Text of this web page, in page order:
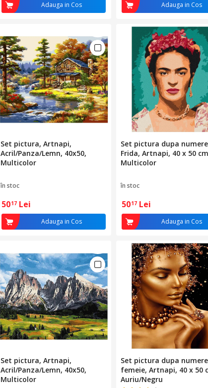
Adauga in Cos Adauga in Cos
Set pictura, Artnapi,
Acril/Panza/Lemn, 40x50,
Multicolor
în stoc
5017 Lei
Adauga in Cos
Set pictura dupa
Frida, Artnapi, 40 x 50
Multicolor
în stoc
5017 Lei
Adauga in Cos
Set pictura, Artnapi,
Acril/Panza/Lemn, 40x50,
Multicolor
Set pictura dupa
femeie, Artnapi, 40 x 50
Auriu/Negru